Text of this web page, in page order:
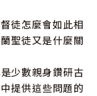
徒怎麼會如此相
聖徒又是什麼關
少數親身鑽研古
提供這些問題的